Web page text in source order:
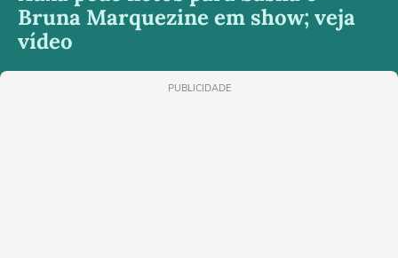
Bruna Marquezine em show; veja
vídeo
PUBLICIDADE